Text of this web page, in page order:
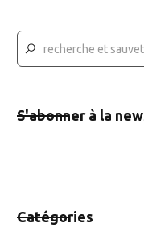
S'abonner à la
Catégories